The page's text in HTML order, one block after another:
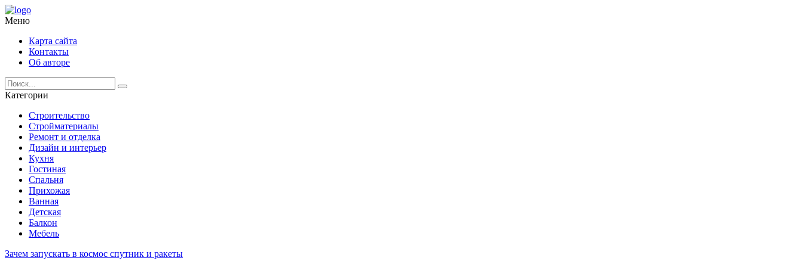
Меню
Карта сайта
Контакты
Об авторе
Категории
Строительство
Стройматериалы
Ремонт и отделка
Дизайн и интерьер
Кухня
Гостиная
Спальня
Прихожая
Ванная
Детская
Балкон
Мебель
Зачем запускать в космос спутник и ракеты